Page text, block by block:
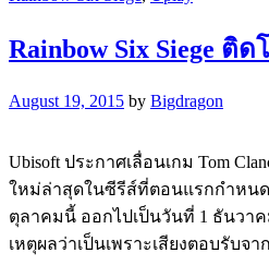
Rainbow Six Siege ติ
August 19, 2015 by Bigdragon
Ubisoft ประกาศเลื่อนเกม Tom
ใหม่ล่าสุดในซีรีส์ที่ตอนแรกกำหนด
ตุลาคมนี้ ออกไปเป็นวันที่ 1 ธันวาค
เหตุผลว่าเป็นเพราะเสียงตอบรับจ